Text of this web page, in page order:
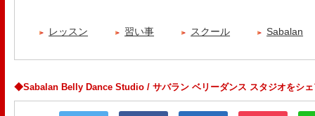
レッスン 習い事 スクール Sabalan
◆Sabalan Belly Dance Studio / サバラン ベリーダンス スタジオをシェ